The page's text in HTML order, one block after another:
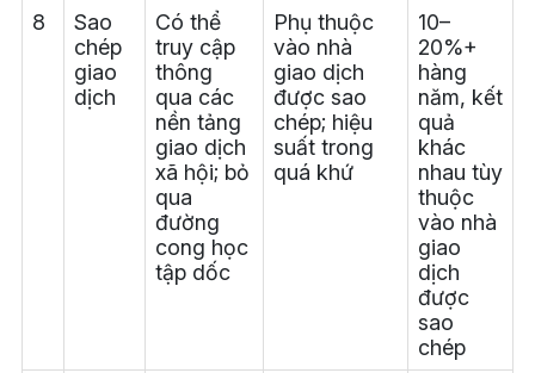
8
Sao
chép
giao
dịch
Có thể
truy cập
thông
qua các
nền tảng
giao dịch
xã hội; bỏ
qua
đường
cong học
tập dốc
Phụ thuộc
vào nhà
giao dịch
được sao
chép; hiệu
suất trong
quá khứ
10–
20%+
hàng
năm, kết
quả
khác
nhau tùy
thuộc
vào nhà
giao
dịch
được
sao
chép